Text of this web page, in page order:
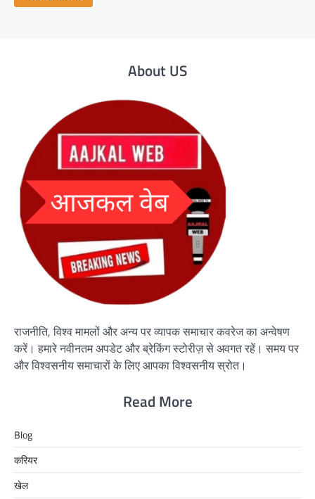
About US
राजनीति, विश्व मामलों और अन्य पर व्यापक समाचार कवरेज का अन्वेषण
करें। हमारे नवीनतम अपडेट और ब्रेकिंग स्टोरीज़ से अवगत रहें। समय पर
और विश्वसनीय समाचारों के लिए आपका विश्वसनीय स्रोत।
Read More
Blog
करियर
खेल